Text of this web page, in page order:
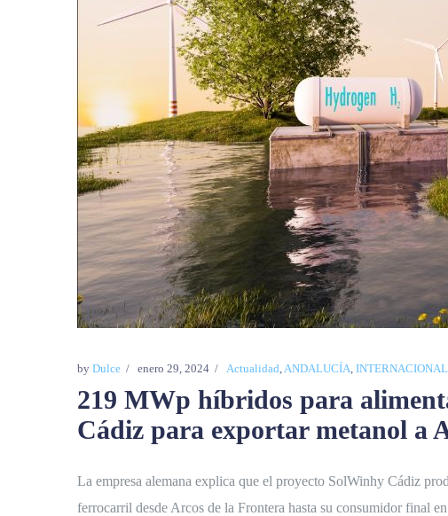
by Dulce enero 29, 2024 Actualidad,ANDALUCÍA, INTERNACIONAL
219 MWp híbridos para
Cádiz para exportar metanol a
La empresa alemana explica que el proyecto SolWinhy Cádiz
ferrocarril desde Arcos de la Frontera hasta su consumidor final